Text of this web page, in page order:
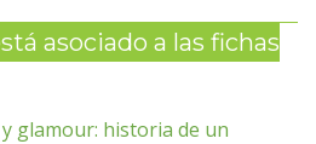
asociado a las fichas
glamour: historia de un